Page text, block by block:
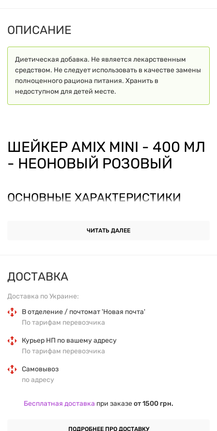
ДОСТАВКА
Доставка по Украине:
В отделение / почтомат 'Новая почта'
По тарифам перевозчика
Курьер НП по вашему адресу
По тарифам перевозчика
Самовывоз
по адресу
Бесплатная доставка при заказеот 1500 грн.
ПОДРОБНЕЕ ПРО ДОСТАВКУ
ОПИСАНИЕ
Диетическая добавка. Не является лекарственным
средством. Не следует использовать в качестве замены
полноценного рациона питания. Хранить в
недоступном для детей месте.
ШЕЙКЕР AMIX MINI - 400 МЛ
- НЕОНОВЫЙ РОЗОВЫЙ
ОСНОВНЫЕ ХАРАКТЕРИСТИКИ
Цвет:неоновый розовый.
Материал:высокопрочный пластик, безопасный
для пищевых продуктов.
ПРЕИМУЩЕСТВА ТОВАРА
использования.
ЧИТАТЬ ДАЛЕЕ